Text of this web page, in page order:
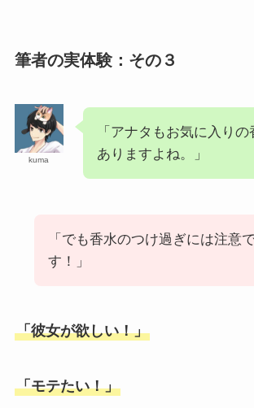
筆者の実体験：その３
kuma
「アナタもお気に入りの
ありますよね。」
「でも香水のつけ過ぎには注意
す！」
「彼女が欲しい！」
「モテたい！」